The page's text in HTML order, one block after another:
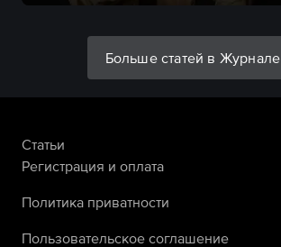
Больше статей в Журнале
Статьи
Регистрация и оплата
Политика приватности
Пользовательское соглашение